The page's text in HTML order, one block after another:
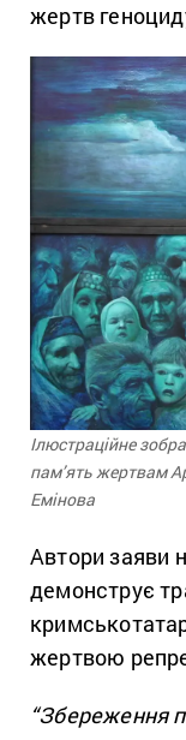
жертв
Ілюстраційне
пам’ять жертвам
Емінова
Автори заяви
демонструє
жертвою
“Збереження